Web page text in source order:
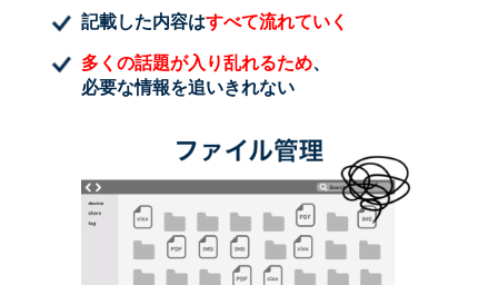
記載した内容はすべて流れていく
多くの話題が入り乱れるため、
必要な情報を追いきれない